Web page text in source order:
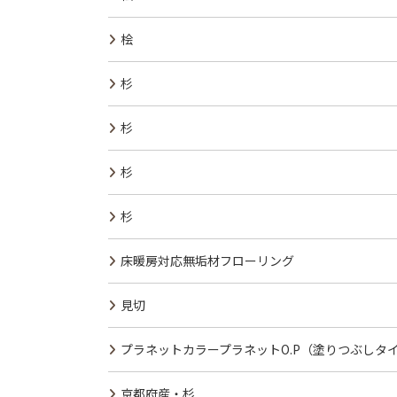
桧
杉
杉
杉
杉
床暖房対応無垢材フローリング
見切
プラネットカラープラネットO.P（塗りつぶしタ
京都府産・杉